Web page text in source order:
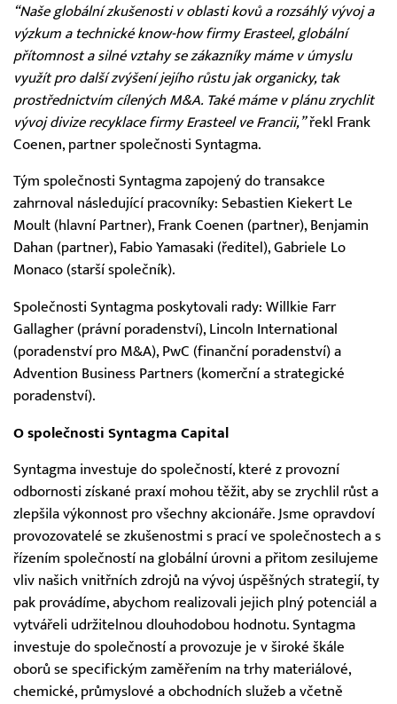
“Naše globální zkušenosti v oblasti kovů a rozsáhlý vývoj a
výzkum a technické know-how firmy Erasteel, globální
přítomnost a silné vztahy se zákazníky máme v úmyslu
využít pro další zvýšení jejího růstu jak organicky, tak
prostřednictvím cílených M&A. Také máme v plánu zrychlit
vývoj divize recyklace firmy Erasteel ve Francii,”řekl Frank
Coenen, partner společnosti Syntagma.
Tým společnosti Syntagma zapojený do transakce
zahrnoval následující pracovníky: Sebastien Kiekert Le
Moult (hlavní Partner), Frank Coenen (partner), Benjamin
Dahan (partner), Fabio Yamasaki (ředitel), Gabriele Lo
Monaco (starší společník).
Společnosti Syntagma poskytovali rady: Willkie Farr
Gallagher (právní poradenství), Lincoln International
(poradenství pro M&A), PwC (finanční poradenství) a
Advention Business Partners (komerční a strategické
poradenství).
O společnosti Syntagma Capital
Syntagma investuje do společností, které z provozní
odbornosti získané praxí mohou těžit, aby se zrychlil růst a
zlepšila výkonnost pro všechny akcionáře. Jsme opravdoví
provozovatelé se zkušenostmi s prací ve společnostech a s
řízením společností na globální úrovni a přitom zesilujeme
vliv našich vnitřních zdrojů na vývoj úspěšných strategií, ty
pak provádíme, abychom realizovali jejich plný potenciál a
vytvářeli udržitelnou dlouhodobou hodnotu. Syntagma
investuje do společností a provozuje je v široké škále
oborů se specifickým zaměřením na trhy materiálové,
chemické, průmyslové a obchodních služeb a včetně